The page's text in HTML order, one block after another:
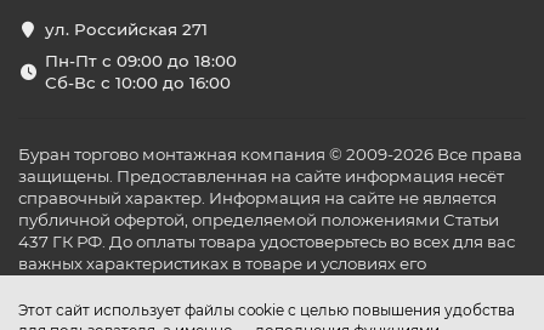
Этот сайт использует файлы cookie с целью повышения удобства
ул. Российская 271
Пн-Пт с 09:00 до 18:00
Сб-Вс с 10:00 до 16:00
Буран торгово монтажная компания © 2009-2026 Все права
защищены. Предоставленная на сайте информация несёт
справочный характер. Информация на сайте не является
публичной офертой, определяемой положениями Статьи
437 ГК РФ. До оплаты товара удостоверьтесь во всех для вас
важных характеристиках в товаре и условиях его